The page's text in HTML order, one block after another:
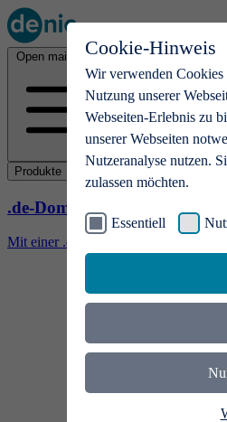
Cookie-Hinweis
Wir verwenden
Nutzung unserer
Webseiten-Erlebnis zu
unserer Webseiten
Nutzeranalyse nutzen.
zulassen möchten.
Essentiell
Open main menu
Produkte
.de-Domains
Mit einer .de-Domain erhalten Ideen